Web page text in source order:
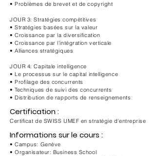
• Problèmes de brevet et de copyright
JOUR 3: Stratégies compétitives
• Stratégies basées sur la valeur
• Croissance par la diversification
• Croissance par l’intégration verticale
• Alliances stratégiques
JOUR 4: Capitale intelligence
• Le processus sur le capital intelligence
• Profilage des concurrents
• Techniques de suivi des concurrents
• Distribution de rapports de renseignements
Certification :
Certificat de SWISS UMEF en stratégie d'entreprise
Informations sur le cours :
• Campus: Genève
• Organisateur: Business School